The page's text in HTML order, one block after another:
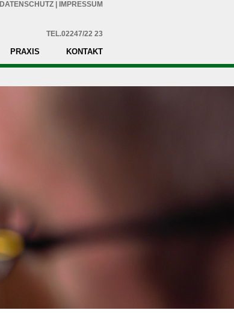
PRAXIS KONTAKT
TEL.02247/22 23
DATENSCHUTZ IMPRESSUM